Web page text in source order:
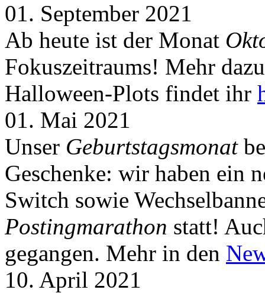
01. September 2021
Ab heute ist der Monat
Fokuszeitraums! Mehr
Halloween-Plots findet ihr
01. Mai 2021
Unser Geburtstagsmonat
Geschenke: wir haben ein
Switch sowie
Postingmarathon statt!
gegangen. Mehr in den
10. April 2021